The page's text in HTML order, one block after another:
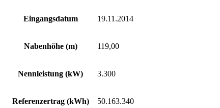
Eingangsdatum 19.11.2014
Nabenhöhe (m) 119,00
Nennleistung (kW) 3.300
Referenzertrag (kWh) 50.163.340